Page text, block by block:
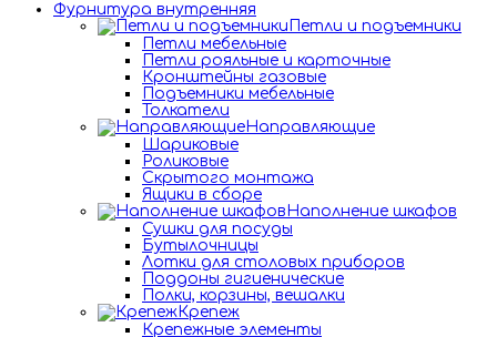
Фурнитура внутренняя
Петли и подъемники
Петли мебельные
Петли рояльные и карточные
Кронштейны газовые
Подъемники мебельные
Толкатели
Направляющие
Шариковые
Роликовые
Скрытого монтажа
Ящики в сборе
Наполнение шкафов
Сушки для посуды
Бутылочницы
Лотки для столовых приборов
Поддоны гигиенические
Полки, корзины, вешалки
Крепеж
Крепежные элементы